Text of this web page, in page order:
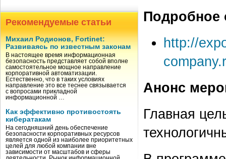
Рекомендуемые статьи
Михаил Родионов, Fortinet:
Развиваясь по известным законам
В настоящее время информационная
безопасность представляет собой вполне
самостоятельное мощное направление
корпоративной автоматизации.
Естественно, что в таких условиях
направление это все теснее связывается
с вопросами прикладной
информационной …
Как эффективно противостоять
кибератакам
На сегодняшний день обеспечение
безопасности корпоративных ресурсов
является одной из наиболее приоритетных
целей для любой компании вне
зависимости от масштабов и сферы
Подробное
http://
Анонс
Главная